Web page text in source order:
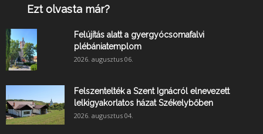
Ezt olvasta már?
Felújítás alatt a gyergyócsomafalvi
plébániatemplom
2026. augusztus 06.
Felszentelték a Szent Ignácról elnevezett
lelkigyakorlatos házat Székelybőben
2026. augusztus 04.